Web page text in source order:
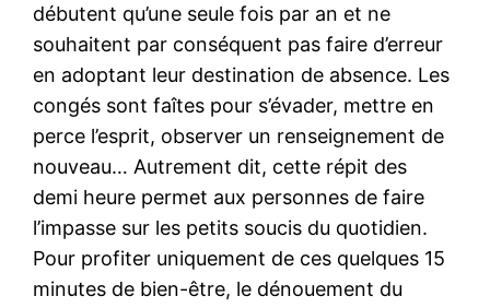
débutent qu’une seule fois par an et ne
souhaitent par conséquent pas faire d’erreur
en adoptant leur destination de absence. Les
congés sont faîtes pour s’évader, mettre en
perce l’esprit, observer un renseignement de
nouveau… Autrement dit, cette répit des
demi heure permet aux personnes de faire
l’impasse sur les petits soucis du quotidien.
Pour profiter uniquement de ces quelques 15
minutes de bien-être, le dénouement du